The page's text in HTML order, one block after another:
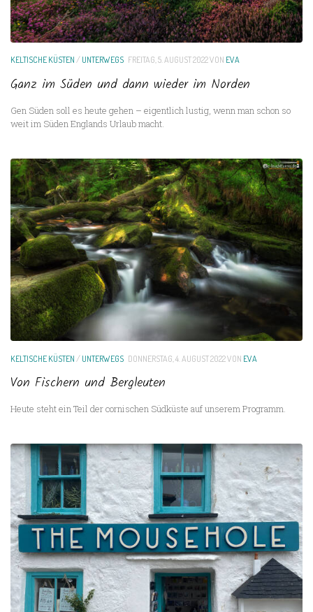
KELTISCHE KÜSTEN/UNTERWEGS FREITAG, 5. AUGUST 2022VON EVA
Ganz im Süden und dann wieder im Norden
Gen Süden soll es heute gehen – eigentlich lustig, wenn man schon so
weit im Süden Englands Urlaub macht.
KELTISCHE KÜSTEN /UNTERWEGS DONNERSTAG, 4. AUGUST 2022VON EVA
Von Fischern und Bergleuten
Heute steht ein Teil der cornischen Südküste auf unserem Programm.